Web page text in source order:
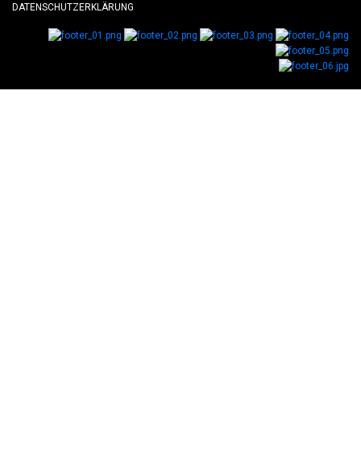
DATENSCHUTZERKLÄRUNG